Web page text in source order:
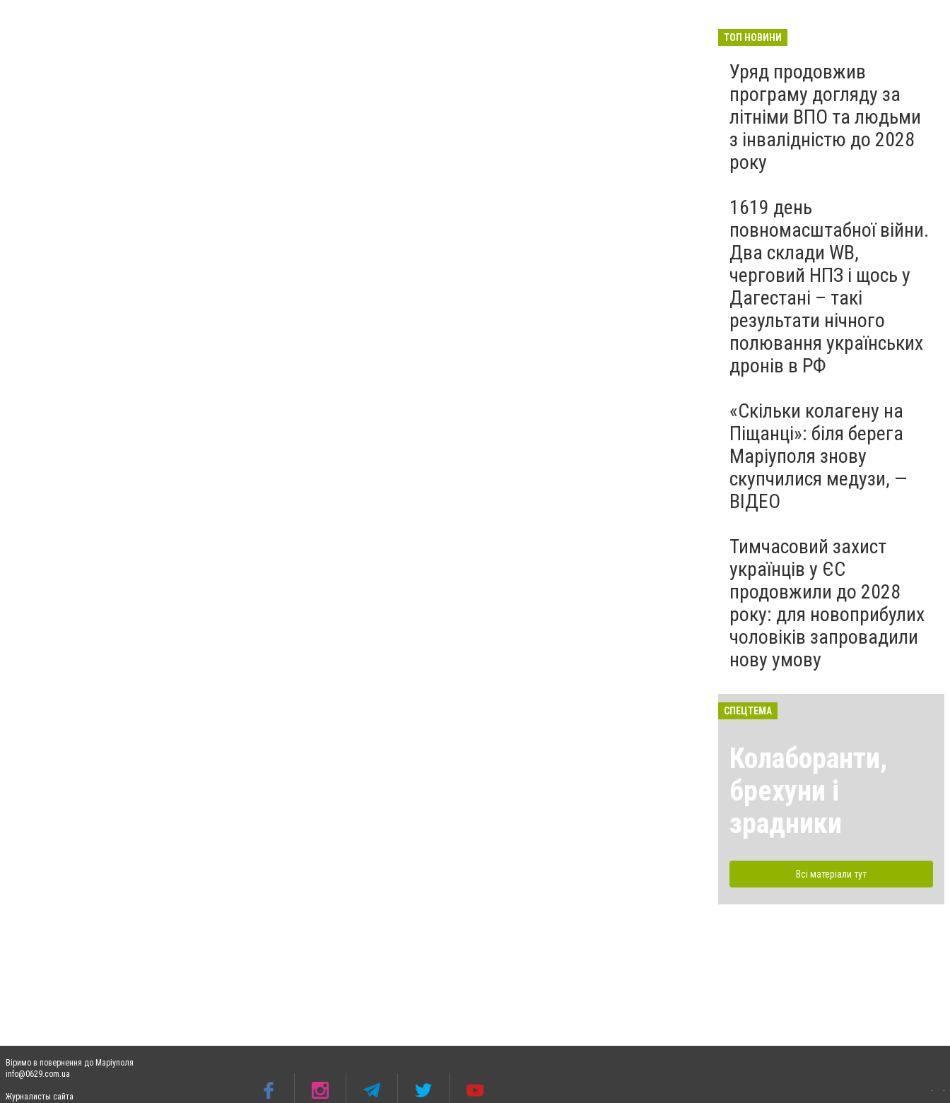
Бєдняков зіграє тата
новому українському
фільмі, - ФОТО
5 серпня
ТОП НОВИНИ
Уряд продовжив
програму догляду за
літніми ВПО та людьми
з інвалідністю до 2028
року
1619 день
повномасштабної війни.
Два склади WB,
черговий НПЗ і щось у
Дагестані – такі
результати нічного
полювання українських
дронів в РФ
«Скільки колагену на
Піщанці»: біля берега
Маріуполя знову
скупчилися медузи, —
ВІДЕО
Тимчасовий захист
українців у ЄС
продовжили до 2028
року: для новоприбулих
чоловіків запровадили
нову умову
СПЕЦТЕМА
Колаборанти,
брехуни і
зрадники
Всі матеріали тут
Віримо в повернення до Маріуполя
info@0629.com.ua
Журналисты сайта